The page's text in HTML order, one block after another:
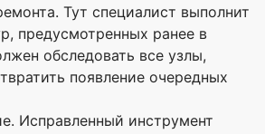
Тут специалист выполнит
предусмотренных ранее в
обследовать все узлы,
появление очередных
Исправленный инструмент